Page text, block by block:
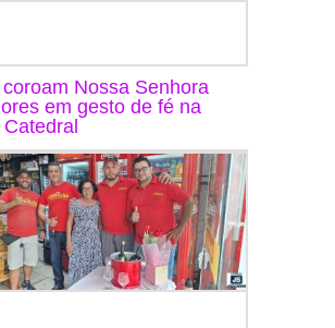
Nossa Senhora
em gesto de fé na